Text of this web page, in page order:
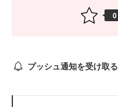
0
プッシュ通知を受け取る